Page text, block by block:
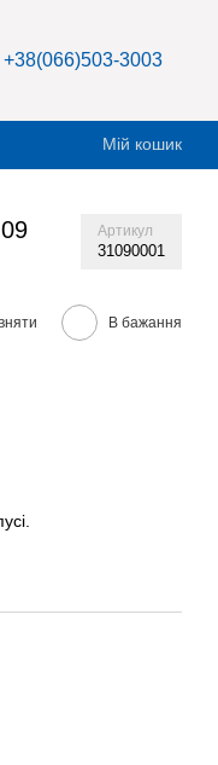
+38(066)503-3003
Мій кошик
Артикул
31090001
В бажання